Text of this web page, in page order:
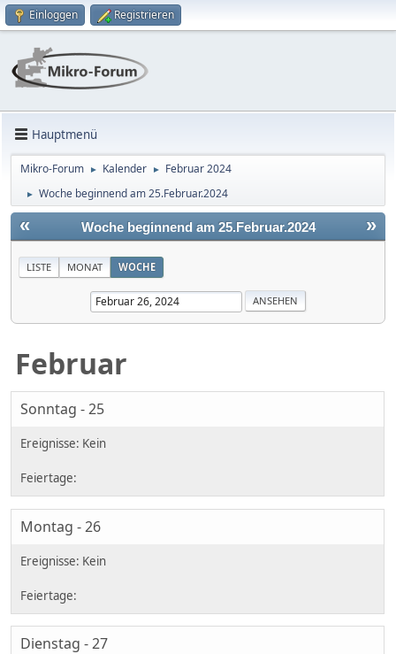
Einloggen Registrieren
Hauptmenü
Mikro-Forum ► Kalender ► Februar 2024
► Woche beginnend am 25.Februar.2024
« »
Woche beginnend am 25.Februar.2024
LISTE MONAT WOCHE
Februar
Sonntag - 25
Montag - 26
Dienstag - 27